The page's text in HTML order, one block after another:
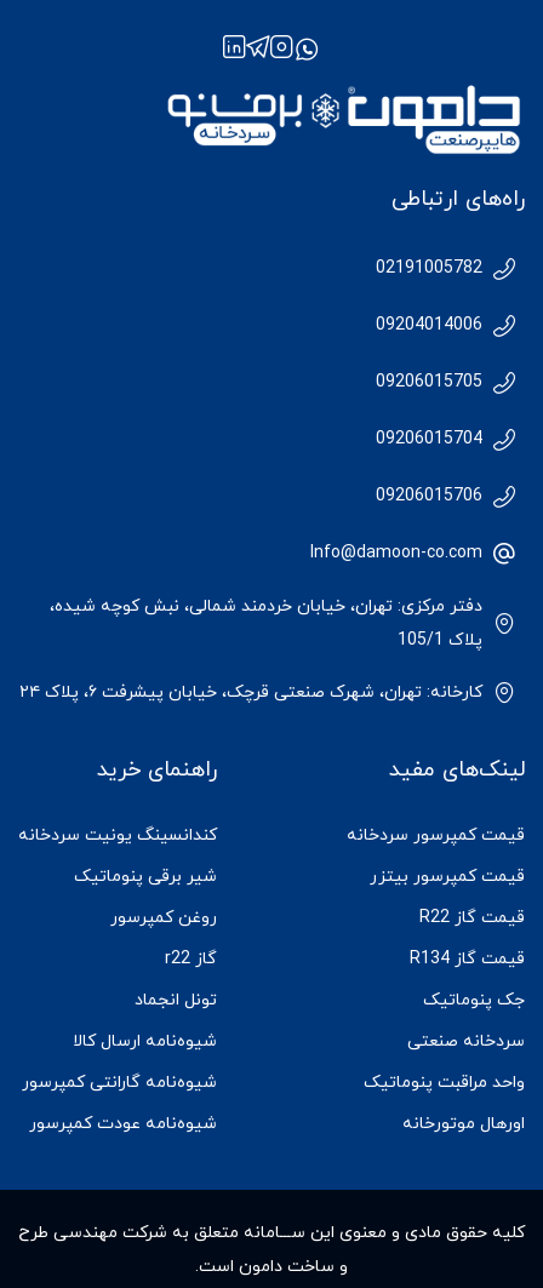
راه‌های ارتباطی
02191005782
09204014006
09206015705
09206015704
09206015706
Info@damoon-co.com
دفتر مرکزی: تهران، خیابان خردمند شمالی، نبش کوچه شیده،
پلاک 105/1
کارخانه: تهران، شهرک صنعتی قرچک، خیابان پیشرفت ۶، پلاک ۲۴
لینک‌های مفید
قیمت کمپرسور سردخانه
قیمت کمپرسور بیتزر
قیمت گاز R22
قیمت گاز R134
جک پنوماتیک
سردخانه صنعتی
واحد مراقبت پنوماتیک
اورهال موتورخانه
راهنمای خرید
کندانسینگ یونیت سردخانه
شیر برقی پنوماتیک
روغن کمپرسور
گاز r22
تونل انجماد
شیوه‌نامه ارسال کالا
شیوه‌نامه گارانتی کمپرسور
شیوه‌نامه عودت کمپرسور
کلیه حقوق مادى و معنوى این ســـامانه متعلق به شرکت مهندسی طرح
و ساخت دامون است.